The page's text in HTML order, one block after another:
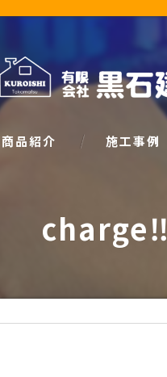
商品紹介
SIMPLE NOTE
施工事例
charge‼